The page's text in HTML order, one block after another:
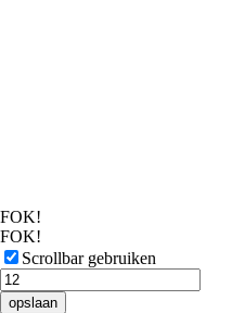
FOK!
FOK!
Scrollbar gebruiken
opslaan